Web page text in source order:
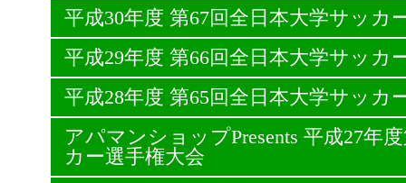
平成30年度 第67回全日本大学サッカ
平成29年度 第66回全日本大学サッカ
平成28年度 第65回全日本大学サッカ
アパマンショップPresents 平成27年
カー選手権大会